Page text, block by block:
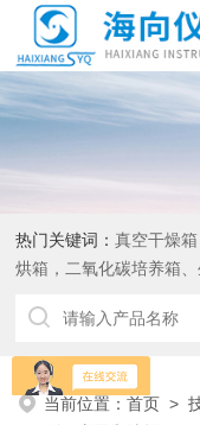
热门关键词：真空干燥
烘箱，二氧化碳培养箱
当前位置：首页 >